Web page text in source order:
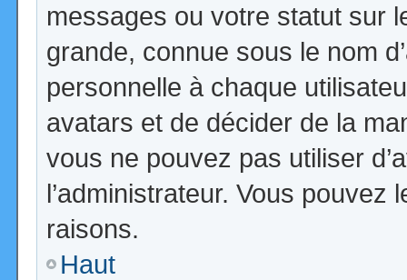
messages ou votre statut sur
grande, connue sous le nom
personnelle à chaque
avatars et de décider de la
vous ne pouvez pas utiliser
l’administrateur. Vous
raisons.
Haut